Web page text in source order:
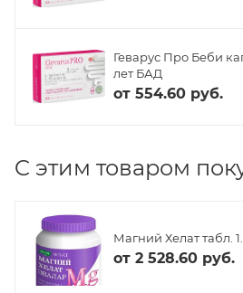
Геварус Про Беби
лет БАД
от 554.60 руб.
C этим товаром
Магний Хелат табл.
от 2 528.60 руб.